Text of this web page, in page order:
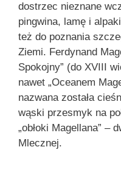
dostrzec nieznane
pingwina, lamę i
też do poznania
Ziemi. Ferdynand
Spokojny” (do XVIII
nawet „Oceanem
nazwana została
wąski przesmyk na
„obłoki Magellana” –
Mlecznej.